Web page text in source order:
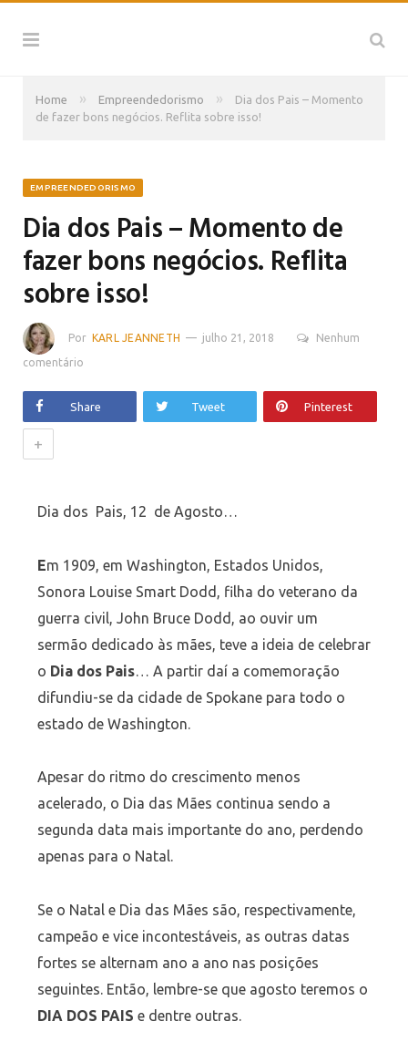
Home » Empreendedorismo »
Dia dos Pais – Momento
de fazer bons negócios. Reflita sobre isso!
EMPREENDEDORISMO
Dia dos Pais – Momento de
fazer bons negócios. Reflita
sobre isso!
Por KARL JEANNETH julho 21, 2018 Nenhum
comentário
Share Tweet Pinterest
+
Dia dos Pais, 12 de Agosto…
Em 1909, em Washington, Estados Unidos,
Sonora Louise Smart Dodd, filha do veterano da
guerra civil, John Bruce Dodd, ao ouvir um
sermão dedicado às mães, teve a ideia de celebrar
o Dia dos Pais… A partir daí a comemoração
difundiu-se da cidade de Spokane para todo o
estado de Washington.
Apesar do ritmo do crescimento menos
acelerado, o Dia das Mães continua sendo a
segunda data mais importante do ano, perdendo
apenas para o Natal.
Se o Natal e Dia das Mães são, respectivamente,
campeão e vice incontestáveis, as outras datas
fortes se alternam ano a ano nas posições
seguintes. Então, lembre-se que agosto teremos o
DIA DOS PAIS e dentre outras.